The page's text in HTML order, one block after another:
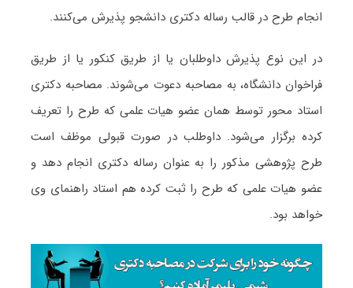
انجام طرح در قالب رساله دکتری دانشجو پذیرش می‌کنند.
در این نوع پذیرش داوطلبان یا از طریق کنکور یا از طریق
فراخوان دانشگاه، به مصاحبه دعوت می‌شوند. مصاحبه دکتری
استاد محور توسط همان عضو هیات علمی که طرح را تعریف
کرده برگزار می‌شود. داوطلب در صورت قبولی موظف است
طرح پژوهشی مذکور را به عنوان رساله دکتری انجام دهد و
عضو هیات علمی که طرح را ثبت کرده هم استاد راهنمای وی
خواهد بود.